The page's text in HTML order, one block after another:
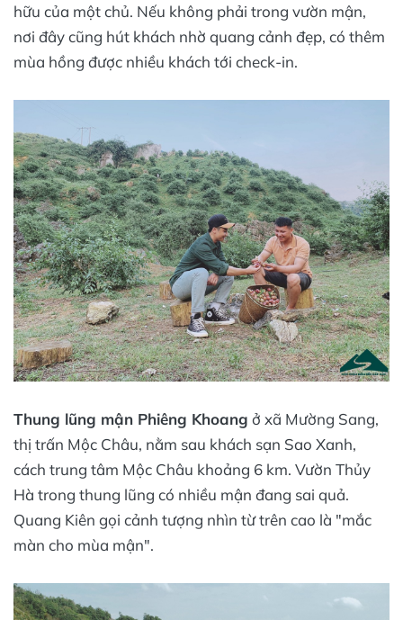
hữu của một chủ. Nếu không phải trong vườn mận,
nơi đây cũng hút khách nhờ quang cảnh đẹp, có thêm
mùa hồng được nhiều khách tới check-in.
Thung lũng mận Phiêng Khoang ở xã Mường Sang,
thị trấn Mộc Châu, nằm sau khách sạn Sao Xanh,
cách trung tâm Mộc Châu khoảng 6 km. Vườn Thủy
Hà trong thung lũng có nhiều mận đang sai quả.
Quang Kiên gọi cảnh tượng nhìn từ trên cao là "mắc
màn cho mùa mận".